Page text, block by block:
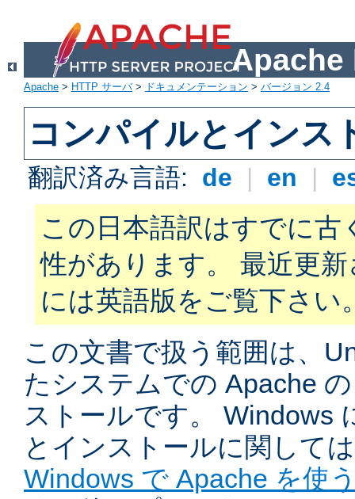
Apache
Apache > HTTP サーバ> ドキュメンテーション > バージョン 2.4
コンパイルとインス
翻訳済み言語: de | en |
この日本語訳はすでに古
性があります。 最近更
には英語版をご覧下さい
この文書で扱う範囲は、
たシステムでの Apache
ストールです。 Windows
とインストールに関して
Windows で Apache を使